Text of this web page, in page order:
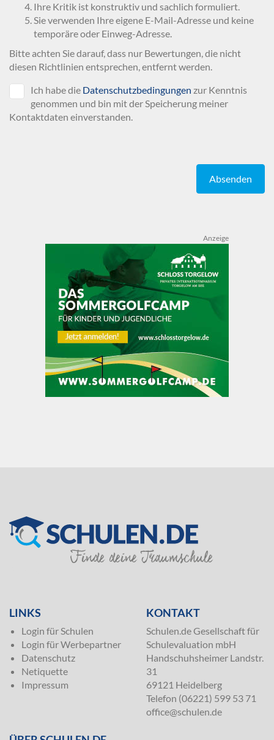
Ihre Kritik ist konstruktiv und sachlich formuliert.
Sie verwenden Ihre eigene E-Mail-Adresse und keine
temporäre oder Einweg-Adresse.
Bitte achten Sie darauf, dass nur Bewertungen, die nicht
diesen Richtlinien entsprechen, entfernt werden.
Ich habe die Datenschutzbedingungen zur Kenntnis
genommen und bin mit der Speicherung meiner
Kontaktdaten einverstanden.
Absenden
Anzeige
LINKS
Login für Schulen
Login für Werbepartner
Datenschutz
Netiquette
Impressum
KONTAKT
Schulen.de Gesellschaft für
Schulevaluation mbH
Handschuhsheimer Landstr.
31
69121 Heidelberg
Telefon (06221) 599 53 71
office@schulen.de